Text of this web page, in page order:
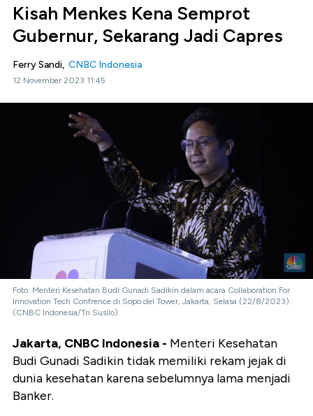
Kisah Menkes Kena Semprot
Gubernur, Sekarang Jadi Capres
Ferry Sandi, CNBC Indonesia
12 November 2023 11:45
Foto: Menteri Kesehatan Budi Gunadi Sadikin dalam acara Collaboration For
Innovation Tech Confrence di Sopo del Tower, Jakarta, Selasa (22/8/2023).
(CNBC Indonesia/Tri Susilo)
Jakarta, CNBC Indonesia - Menteri Kesehatan
Budi Gunadi Sadikin tidak memiliki rekam jejak di
dunia kesehatan karena sebelumnya lama menjadi
Banker.